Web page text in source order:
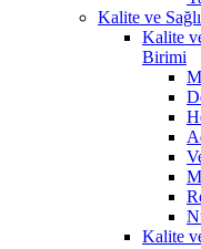
Kalite ve
Kalite
Birimi
Kalite